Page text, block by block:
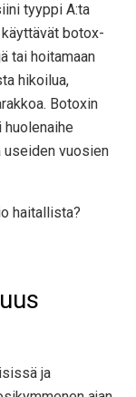
tyyppi A:ta
botox-
tai hoitamaan
hikoilua,
Botoxin
vuosien
ja